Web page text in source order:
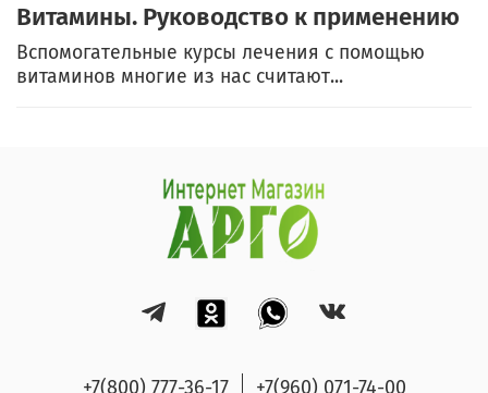
Витамины. Руководство к применению
Вспомогательные курсы лечения с помощью
витаминов многие из нас считают...
+7(800) 777-36-17 +7(960) 071-74-00